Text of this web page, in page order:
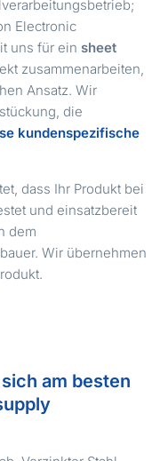
Electronic
uns für ein sheet
zusammenarbeiten,
Ansatz. Wir
die
kundenspezifische
dass Ihr Produkt bei
und einsatzbereit
dem
Wir übernehmen
am besten